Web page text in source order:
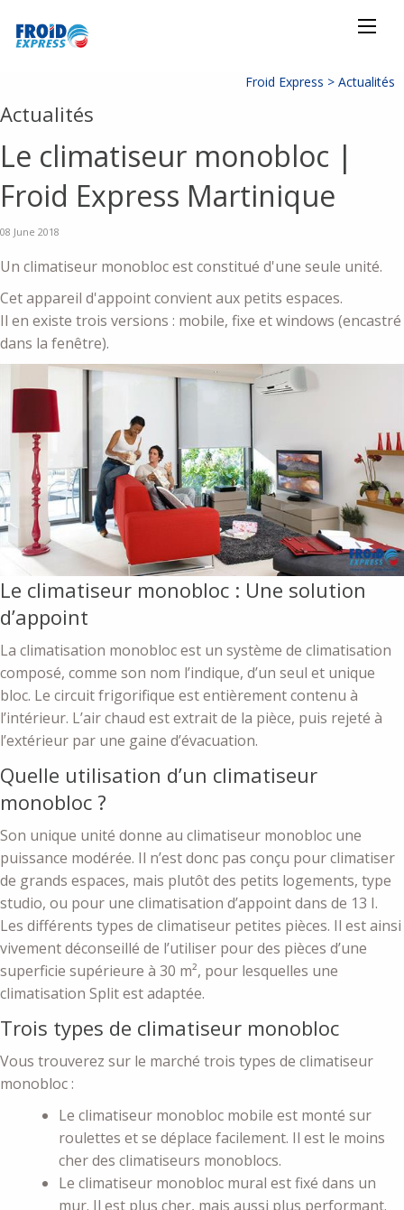
Froid Express > Actualités
Actualités
Le climatiseur monobloc |
Froid Express Martinique
08 June 2018
Un climatiseur monobloc est constitué d'une seule unité.
Cet appareil d'appoint convient aux petits espaces.
Il en existe trois versions : mobile, fixe et windows (encastré
dans la fenêtre).
Le climatiseur monobloc : Une solution
d’appoint
La climatisation monobloc est un système de climatisation
composé, comme son nom l’indique, d’un seul et unique
bloc. Le circuit frigorifique est entièrement contenu à
l’intérieur. L’air chaud est extrait de la pièce, puis rejeté à
l’extérieur par une gaine d’évacuation.
Quelle utilisation d’un climatiseur
monobloc ?
Son unique unité donne au climatiseur monobloc une
puissance modérée. Il n’est donc pas conçu pour climatiser
de grands espaces, mais plutôt des petits logements, type
studio, ou pour une climatisation d’appoint dans de 13 I.
Les différents types de climatiseur petites pièces. Il est ainsi
vivement déconseillé de l’utiliser pour des pièces d’une
superficie supérieure à 30 m², pour lesquelles une
climatisation Split est adaptée.
Trois types de climatiseur monobloc
Vous trouverez sur le marché trois types de climatiseur
monobloc :
Le climatiseur monobloc mobile est monté sur
roulettes et se déplace facilement. Il est le moins
cher des climatiseurs monoblocs.
Le climatiseur monobloc mural est fixé dans un
mur. Il est plus cher, mais aussi plus performant.